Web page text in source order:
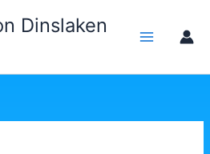
Dinslaken